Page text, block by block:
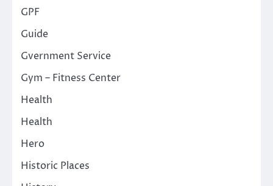
GPF
Guide
Gvernment Service
Gym – Fitness Center
Health
Health
Hero
Historic Places